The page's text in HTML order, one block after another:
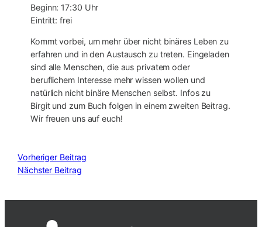
Beginn: 17:30 Uhr
Eintritt: frei
Kommt vorbei, um mehr über nicht binäres Leben zu
erfahren und in den Austausch zu treten. Eingeladen
sind alle Menschen, die aus privatem oder
beruflichem Interesse mehr wissen wollen und
natürlich nicht binäre Menschen selbst. Infos zu
Birgit und zum Buch folgen in einem zweiten Beitrag.
Wir freuen uns auf euch!
Vorheriger Beitrag
Nächster Beitrag